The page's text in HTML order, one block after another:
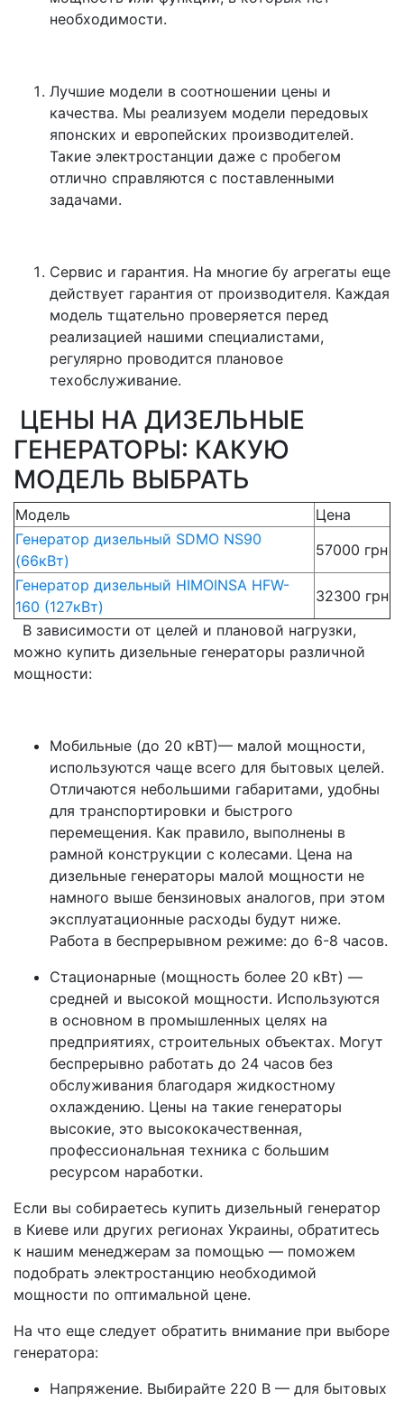
необходимости.
Лучшие модели в соотношении цены и
качества. Мы реализуем модели передовых
японских и европейских производителей.
Такие электростанции даже с пробегом
отлично справляются с поставленными
задачами.
Сервис и гарантия. На многие бу агрегаты еще
действует гарантия от производителя. Каждая
модель тщательно проверяется перед
реализацией нашими специалистами,
регулярно проводится плановое
техобслуживание.
ЦЕНЫ НА ДИЗЕЛЬНЫЕ
ГЕНЕРАТОРЫ: КАКУЮ
МОДЕЛЬ ВЫБРАТЬ
Модель
Цена
Генератор дизельный SDMO NS90
(66кВт)
57000 грн
Генератор дизельный HIMOINSA HFW-
160 (127кВт)
32300 грн
В зависимости от целей и плановой нагрузки,
можно купить дизельные генераторы различной
мощности:
Мобильные (до 20 кВТ)— малой мощности,
используются чаще всего для бытовых целей.
Отличаются небольшими габаритами, удобны
для транспортировки и быстрого
перемещения. Как правило, выполнены в
рамной конструкции с колесами. Цена на
дизельные генераторы малой мощности не
намного выше бензиновых аналогов, при этом
эксплуатационные расходы будут ниже.
Работа в беспрерывном режиме: до 6-8 часов.
Стационарные (мощность более 20 кВт) —
средней и высокой мощности. Используются
в основном в промышленных целях на
предприятиях, строительных объектах. Могут
беспрерывно работать до 24 часов без
обслуживания благодаря жидкостному
охлаждению. Цены на такие генераторы
высокие, это высококачественная,
профессиональная техника с большим
ресурсом наработки.
Если вы собираетесь купить дизельный генератор
в Киеве или других регионах Украины, обратитесь
к нашим менеджерам за помощью — поможем
подобрать электростанцию необходимой
мощности по оптимальной цене.
На что еще следует обратить внимание при выборе
генератора:
Напряжение. Выбирайте 220 В — для бытовых